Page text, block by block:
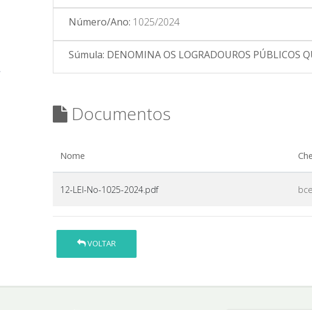
Número/Ano: 1025/2024
Súmula: DENOMINA OS LOGRADOUROS PÚBLICOS
Documentos
Nome
12-LEI-No-1025-2024.pdf
VOLTAR